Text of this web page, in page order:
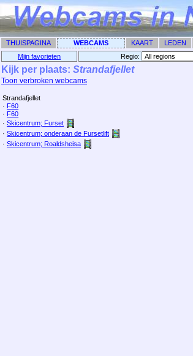
THUISPAGINA WEBCAMS KAART LEDEN
Mijn favorieten Regio: